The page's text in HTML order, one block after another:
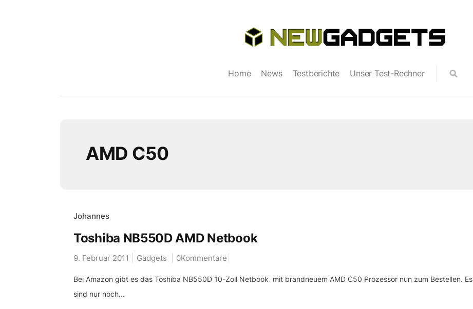
Home News Testberichte Unser Test-Rechner
AMD C50
Johannes
Toshiba NB550D AMD Netbook
9. Februar 2011 Gadgets 0Kommentare
Bei Amazon gibt es das Toshiba NB550D 10-Zoll Netbook mit brandneuem AMD C50 Prozessor nun zum Bestellen. Es
sind nur noch...